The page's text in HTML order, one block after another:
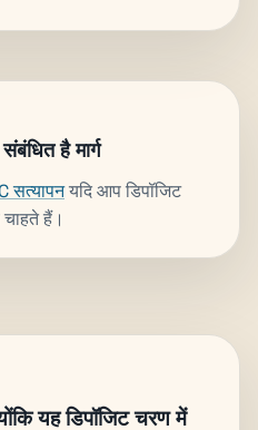
है मार्ग
सत्यापनयदि आप डिपॉजिट
हैं।
यह डिपॉजिट चरण में